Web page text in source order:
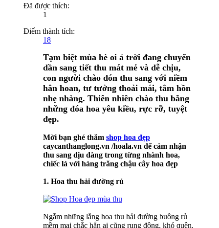
Đã được thích:
1
Điểm thành tích:
18
Tạm biệt mùa hè oi ả trời đang chuyển
dần sang tiết thu mát mẻ và dễ chịu,
con người chào đón thu sang với niềm
hân hoan, tư tưởng thoải mái, tâm hồn
nhẹ nhàng. Thiên nhiên chào thu bằng
những đóa hoa yêu kiều, rực rỡ, tuyệt
đẹp.
Mời bạn ghé thăm shop hoa đẹp
caycanthanglong.vn /hoala.vn để cảm nhận
thu sang dịu dàng trong từng nhành hoa,
chiếc lá với hàng trăng chậu cây hoa đẹp
1. Hoa thu hải đường rủ
Ngắm những lẵng hoa thu hải đường buông rủ
mềm mại chắc hẳn ai cũng rung động, khó quên.